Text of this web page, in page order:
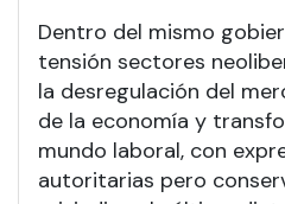
Dentro del mismo
tensión sectores
la desregulación del
de la economía y
mundo laboral, con
autoritarias pero